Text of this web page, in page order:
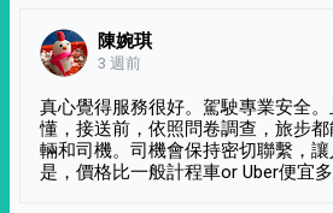
陳婉琪
3 週前
真心覺得服務很好。駕駛專業安全
懂，接送前，依照問卷調查，旅步
輛和司機。司機會保持密切聯繫，
是，價格比一般計程車or Uber便宜